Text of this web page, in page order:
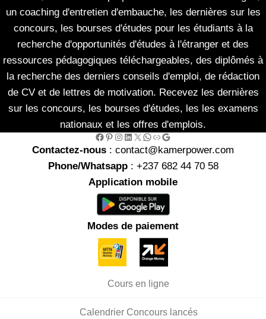
un coaching d'entretien d'embauche, les dernières sur les
concours, les bourses d'études pour les étudiants à la
recherche d'opportunités d'études à l'étranger et des
ressources pédagogiques téléchargeables, des diplômés à
la recherche des derniers conseils d'emploi, de rédaction
de CV et de lettres de motivation. Recevez les dernières
sur les concours, les bourses d'études, les les examens
nationaux et les offres d'emplois.
Facebook Pinterest InstagramLinkedIn X WhatsApp Link Google
Contactez-nous : contact@kamerpower.com
Phone/Whatsapp: +237 682 44 70 58
Application mobile
Modes de paiement
Cours en ligne
Calendrier Concours lancés